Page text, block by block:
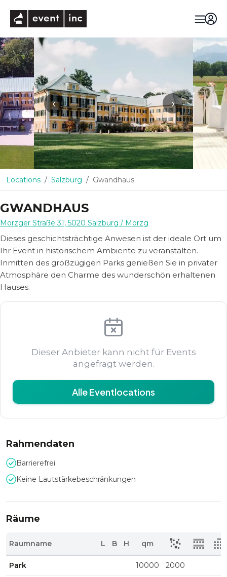
‹ ›
Locations Salzburg Gwandhaus
GWANDHAUS
Morzger Straße 31, 5020 Salzburg / Morzg
Dieses geschichtsträchtige Anwesen ist der ideale Ort um
Ihr Event in historischem Ambiente zu veranstalten.
Inmitten des großzügigen Parks genießen Sie in privater
Atmosphäre den Charme des wunderschön erhaltenen
Hauses.
Dieser Anbieter kann nicht für Events
angefragt werden.
Alle Eventlocations
Rahmendaten
Barrierefrei
Keine Lautstärkebeschränkungen
Räume
Raumname L B H qm
Park 10000 2000